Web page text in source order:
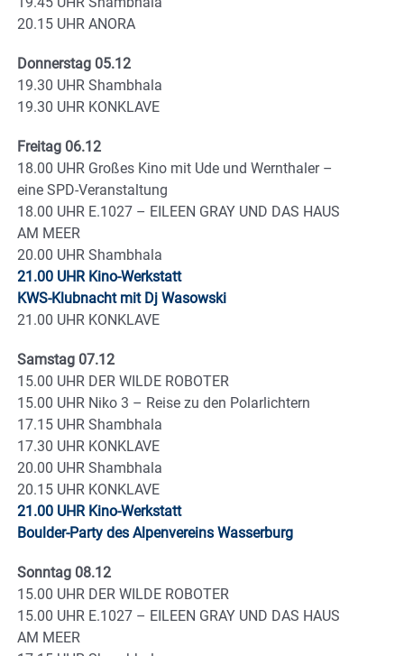
20.15 UHR ANORA
Donnerstag 05.12
19.30 UHR Shambhala
19.30 UHR KONKLAVE
Freitag 06.12
18.00 UHR Großes Kino mit Ude und Wernthaler –
eine SPD-Veranstaltung
18.00 UHR E.1027 – EILEEN GRAY UND DAS HAUS
AM MEER
20.00 UHR Shambhala
21.00 UHR Kino-Werkstatt
KWS-Klubnacht mit Dj Wasowski
21.00 UHR KONKLAVE
Samstag 07.12
15.00 UHR DER WILDE ROBOTER
15.00 UHR Niko 3 – Reise zu den Polarlichtern
17.15 UHR Shambhala
17.30 UHR KONKLAVE
20.00 UHR Shambhala
20.15 UHR KONKLAVE
21.00 UHR Kino-Werkstatt
Boulder-Party des Alpenvereins Wasserburg
Sonntag 08.12
15.00 UHR DER WILDE ROBOTER
15.00 UHR E.1027 – EILEEN GRAY UND DAS HAUS
AM MEER